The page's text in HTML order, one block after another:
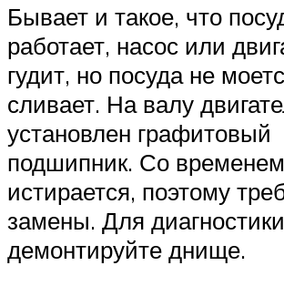
Бывает и такое, что
работает, насос или
гудит, но посуда не
сливает. На валу
установлен графитовый
подшипник. Со
истирается, поэтому
замены. Для
демонтируйте днище.